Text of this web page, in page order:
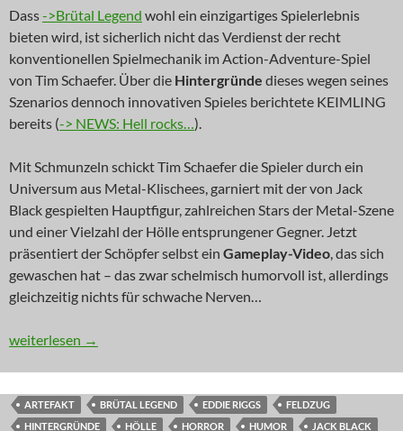
Dass->Brütal Legend wohl ein einzigartiges Spielerlebnis
bieten wird, ist sicherlich nicht das Verdienst der recht
konventionellen Spielmechanik im Action-Adventure-Spiel
von Tim Schaefer. Über die Hintergründe dieses wegen seines
Szenarios dennoch innovativen Spieles berichtete KEIMLING
bereits (-> NEWS: Hell rocks…).
Mit Schmunzeln schickt Tim Schaefer die Spieler durch ein
Universum aus Metal-Klischees, garniert mit der von Jack
Black gespielten Hauptfigur, zahlreichen Stars der Metal-Szene
und einer Vielzahl der Hölle entsprungener Gegner. Jetzt
präsentiert der Schöpfer selbst ein Gameplay-Video, das sich
gewaschen hat – das zwar schelmisch humorvoll ist, allerdings
gleichzeitig nichts für schwache Nerven…
NEWS: Schaefer zeigt, wo die Gitarre hängt
weiterlesen →
ARTEFAKT BRÜTAL LEGEND EDDIE RIGGS
FELDZUG
HINTERGRÜNDE
HÖLLE HORROR HUMOR
JACK BLACK